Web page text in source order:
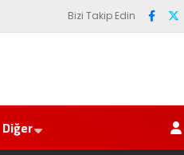
Bizi Takip Edin
Diğer